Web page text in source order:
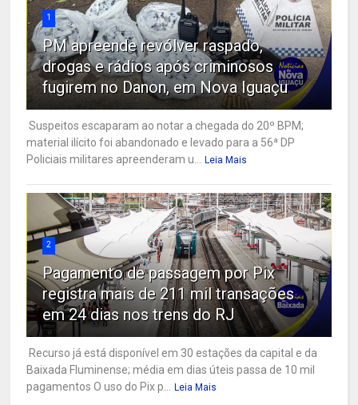
1
PM apreende revólver raspado,
drogas e rádios após criminosos
fugirem no Danon, em Nova Iguaçu
Suspeitos escaparam ao notar a chegada do 20º BPM;
material ilícito foi abandonado e levado para a 56ª DP
Policiais militares apreenderam u... Leia Mais
2
Pagamento de passagem por Pix
registra mais de 211 mil transações
em 24 dias nos trens do RJ
Recurso já está disponível em 30 estações da capital e da
Baixada Fluminense; média em dias úteis passa de 10 mil
pagamentos O uso do Pix p... Leia Mais